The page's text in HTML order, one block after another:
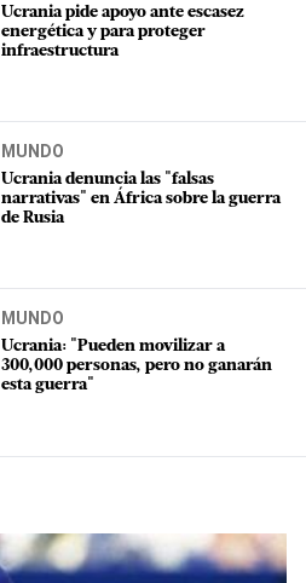
Ucrania pide apoyo ante escasez
energética y para proteger
infraestructura
MUNDO
Ucrania denuncia las "falsas
narrativas" en África sobre la guerra
de Rusia
MUNDO
Ucrania: "Pueden movilizar a
300,000 personas, pero no ganarán
esta guerra"